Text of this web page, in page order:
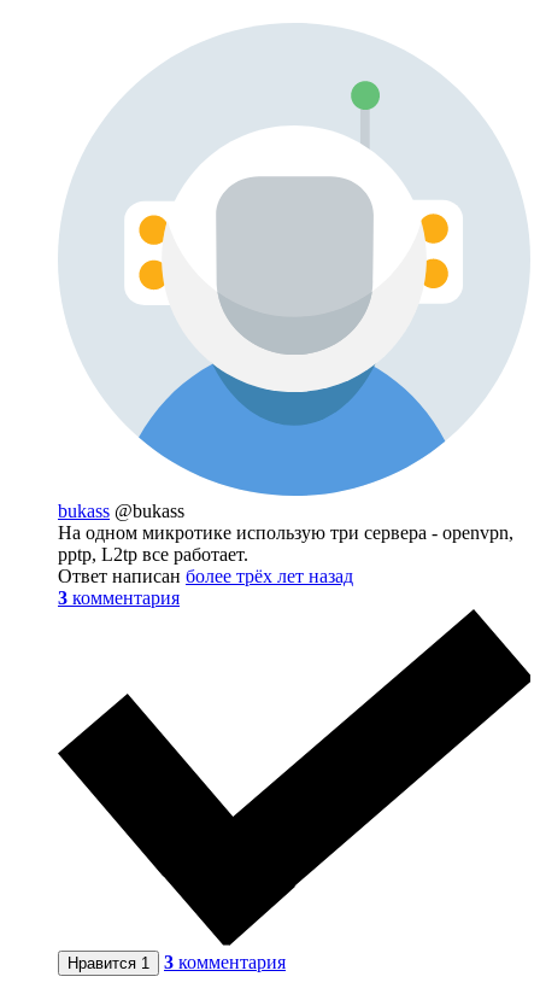
bukass @bukass
На одном микротике использую три сервера - openvpn,
pptp, L2tp все работает.
Ответ написан более трёх лет назад
3 комментария
Нравится 1 3 комментария